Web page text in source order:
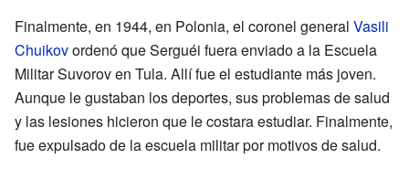
Finalmente, en 1944, en Polonia, el coronel general Vasili
Chuikovordenó que Serguéi fuera enviado a la Escuela
Militar Suvorov en Tula. Allí fue el estudiante más joven.
Aunque le gustaban los deportes, sus problemas de salud
y las lesiones hicieron que le costara estudiar. Finalmente,
fue expulsado de la escuela militar por motivos de salud.